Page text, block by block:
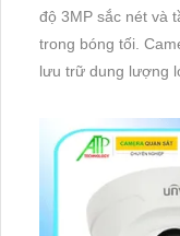
độ 3MP sắc nét và
trong bóng tối. Camera hỗ trợ đàm thoại hai chiều rõ ràng,
lưu trữ dung lượng